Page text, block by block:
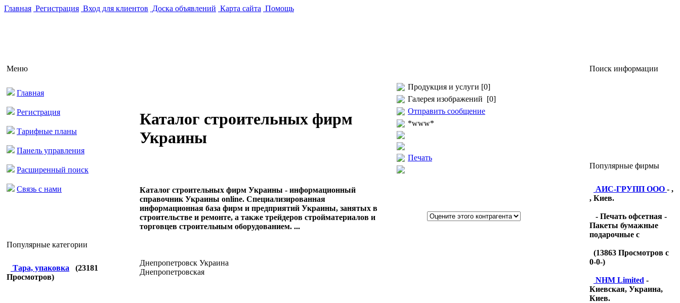
Главная Регистрация Вход для клиентов Доска объявлений Карта сайта Помощь
Меню
Главная
Регистрация
Тарифные планы
Панель управления
Расширенный поиск
Связь с нами
Популярные категории
Тара, упаковка (23181
Просмотров)
Каталог строительных фирм
Украины
Каталог строительных фирм Украины - информационный
справочник Украины online. Специализированная
информационная база фирм и предприятий Украины, занятых в
строительстве и ремонте, а также трейдеров стройматериалов и
торговцев строительным оборудованием. ...
Днепропетровск Украина
Днепропетровская
Продукция и услуги [0]
Галерея изображений [0]
Отправить сообщение
*www*
Печать
Поиск информации
Популярные фирмы
АИС-ГРУПП ООО - ,
, Киев.
- Печать офсетная -
Пакеты бумажные
подарочные с
(13863 Просмотров с
0-0-)
NHM Limited -
Киевская, Украина,
Киев.